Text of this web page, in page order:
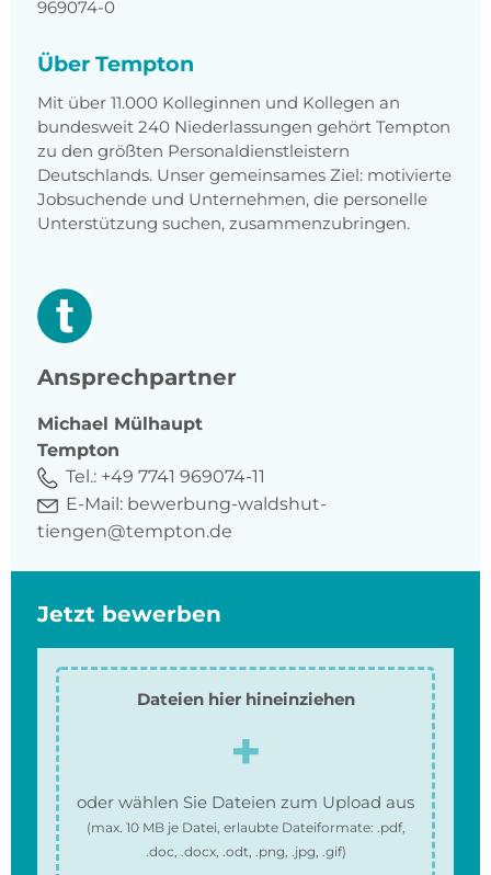
969074-0
Über Tempton
Mit über 11.000 Kolleginnen und Kollegen an
bundesweit 240 Niederlassungen gehört Tempton
zu den größten Personaldienstleistern
Deutschlands. Unser gemeinsames Ziel: motivierte
Jobsuchende und Unternehmen, die personelle
Unterstützung suchen, zusammenzubringen.
Ansprechpartner
Michael Mülhaupt
Tempton
Tel.: +49 7741 969074-11
E-Mail: bewerbung-waldshut-
tiengen@tempton.de
Jetzt bewerben
Dateien hier hineinziehen
oder wählen Sie Dateien zum Upload aus
(max. 10 MBje Datei, erlaubte Dateiformate: .pdf,
.doc, .docx, .odt, .png, .jpg, .gif)